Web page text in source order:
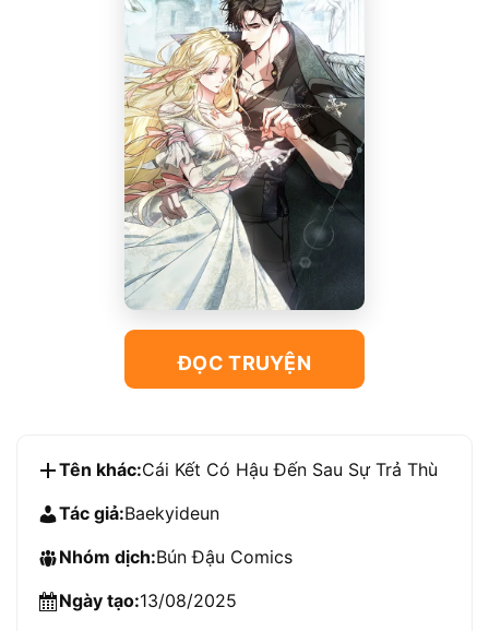
ĐỌC TRUYỆN
Tên khác:Cái Kết Có Hậu Đến Sau Sự Trả Thù
Tác giả:Baekyideun
Nhóm dịch:Bún Đậu Comics
Ngày tạo:13/08/2025